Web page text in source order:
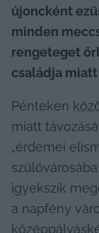
újoncként
minden
rengeteget
családja
Pénteken
miatt
„érdemei
igyekszik
a napfény